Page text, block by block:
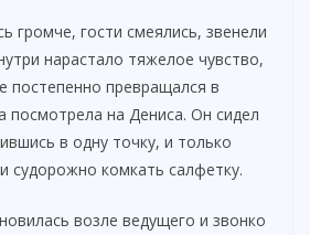
громче, гости смеялись, звенели
нарастало тяжелое чувство,
постепенно превращался в
посмотрела на Дениса. Он сидел
в одну точку, и только
судорожно комкать салфетку.
возле ведущего и звонко